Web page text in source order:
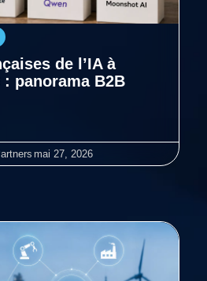
de l’IA à
: panorama B2B
mai 27, 2026